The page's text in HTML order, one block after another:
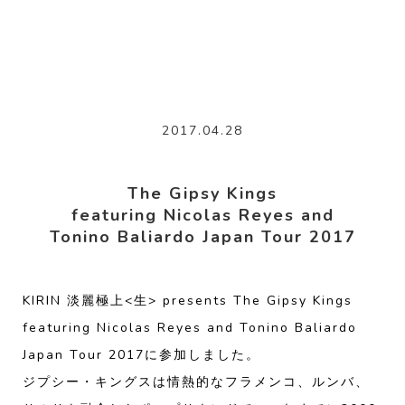
2017.04.28
The Gipsy Kings
featuring Nicolas Reyes and
Tonino Baliardo Japan Tour 2017
KIRIN 淡麗極上<生> presents The Gipsy Kings
featuring Nicolas Reyes and Tonino Baliardo
Japan Tour 2017に参加しました。
ジプシー・キングスは情熱的なフラメンコ、ルンバ、